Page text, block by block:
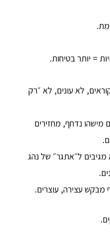
= יותר בטיחות.
לא עונים, לא ״רק
מישהו נדחף, מחזירים
מגיבים ל״אתגר״ של נהג
מבקש עצירה, עוצרים.